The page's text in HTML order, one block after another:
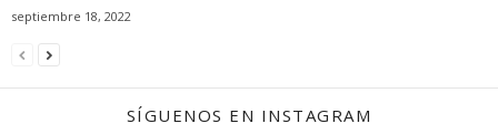
septiembre 18, 2022
SÍGUENOS EN INSTAGRAM